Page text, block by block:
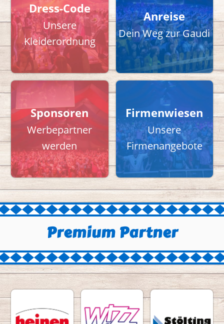
Dress-Code
Unsere
Kleiderordnung
Anreise
Dein Weg zur Gaudi
Sponsoren
Werbepartner
werden
Firmenwiesen
Unsere
Firmenangebote
Premium Partner